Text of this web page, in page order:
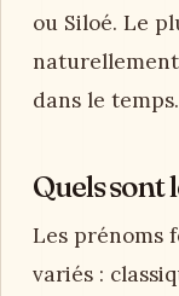
ou Siloé. Le
dans le temps.
Quels sont
Les prénoms
variés :